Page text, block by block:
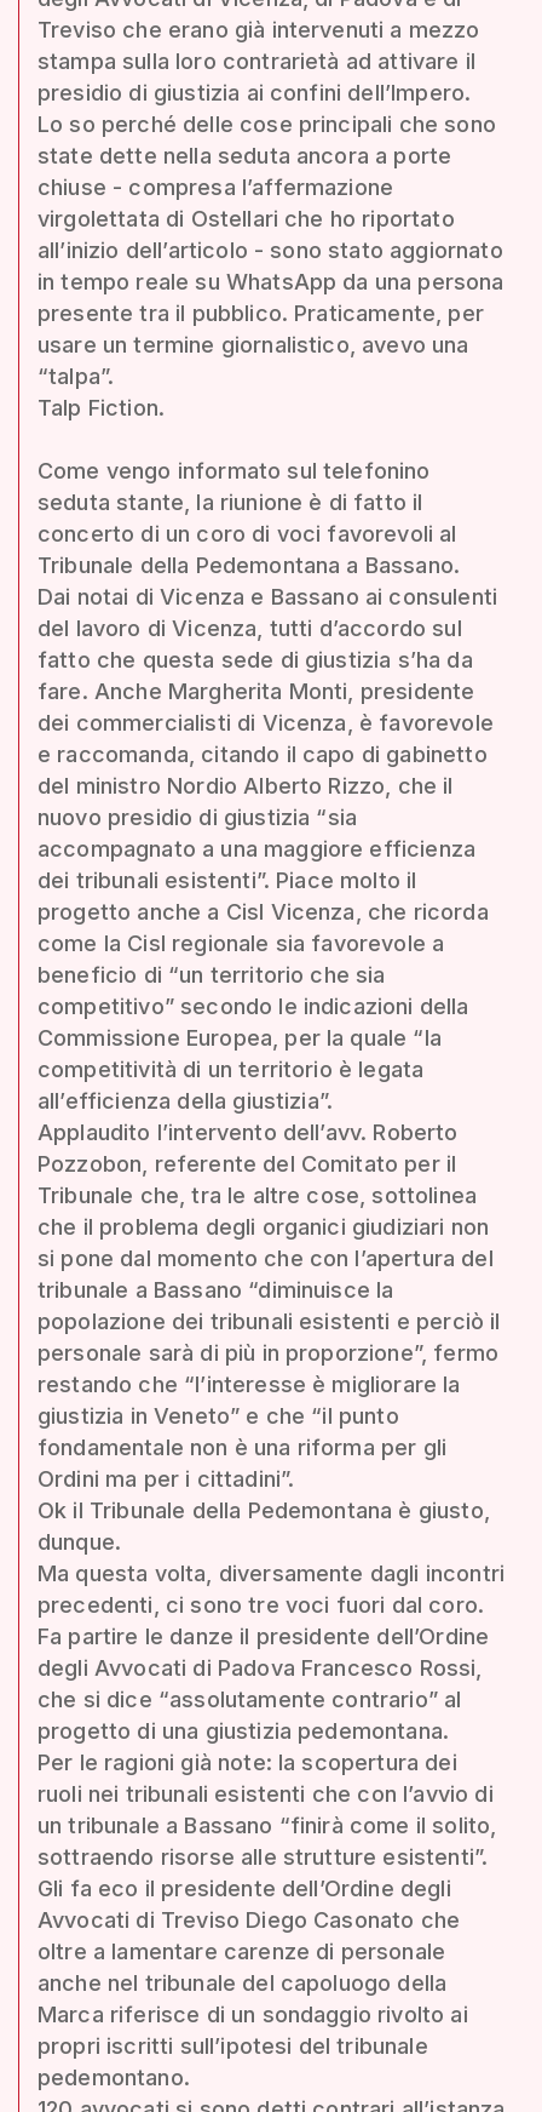
Treviso che erano già intervenuti a mezzo
stampa sulla loro contrarietà ad attivare il
presidio di giustizia ai confini dell’Impero.
Lo so perché delle cose principali che sono
state dette nella seduta ancora a porte
chiuse - compresa l’affermazione
virgolettata di Ostellari che ho riportato
all’inizio dell’articolo - sono stato aggiornato
in tempo reale su WhatsApp da una persona
presente tra il pubblico. Praticamente, per
usare un termine giornalistico, avevo una
“talpa”.
Talp Fiction.
Come vengo informato sul telefonino
seduta stante, la riunione è di fatto il
concerto di un coro di voci favorevoli al
Tribunale della Pedemontana a Bassano.
Dai notai di Vicenza e Bassano ai consulenti
del lavoro di Vicenza, tutti d’accordo sul
fatto che questa sede di giustizia s’ha da
fare. Anche Margherita Monti, presidente
dei commercialisti di Vicenza, è favorevole
e raccomanda, citando il capo di gabinetto
del ministro Nordio Alberto Rizzo, che il
nuovo presidio di giustizia “sia
accompagnato a una maggiore efficienza
dei tribunali esistenti”. Piace molto il
progetto anche a Cisl Vicenza, che ricorda
come la Cisl regionale sia favorevole a
beneficio di “un territorio che sia
competitivo” secondo le indicazioni della
Commissione Europea, per la quale “la
competitività di un territorio è legata
all’efficienza della giustizia”.
Applaudito l’intervento dell’avv. Roberto
Pozzobon, referente del Comitato per il
Tribunale che, tra le altre cose, sottolinea
che il problema degli organici giudiziari non
si pone dal momento che con l’apertura del
tribunale a Bassano “diminuisce la
popolazione dei tribunali esistenti e perciò il
personale sarà di più in proporzione”, fermo
restando che “l’interesse è migliorare la
giustizia in Veneto” e che “il punto
fondamentale non è una riforma per gli
Ordini ma per i cittadini”.
Ok il Tribunale della Pedemontana è giusto,
dunque.
Ma questa volta, diversamente dagli incontri
precedenti, ci sono tre voci fuori dal coro.
Fa partire le danze il presidente dell’Ordine
degli Avvocati di Padova Francesco Rossi,
che si dice “assolutamente contrario” al
progetto di una giustizia pedemontana.
Per le ragioni già note: la scopertura dei
ruoli nei tribunali esistenti che con l’avvio di
un tribunale a Bassano “finirà come il solito,
sottraendo risorse alle strutture esistenti”.
Gli fa eco il presidente dell’Ordine degli
Avvocati di Treviso Diego Casonato che
oltre a lamentare carenze di personale
anche nel tribunale del capoluogo della
Marca riferisce di un sondaggio rivolto ai
propri iscritti sull’ipotesi del tribunale
pedemontano.